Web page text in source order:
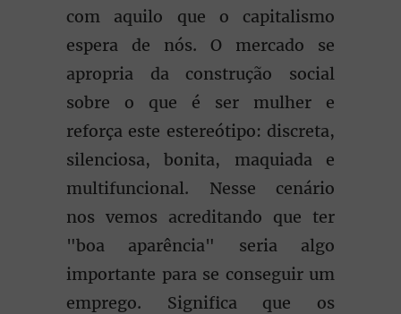
com aquilo que o capitalismo
espera de nós. O mercado se
apropria da construção social
sobre o que é ser mulher e
reforça este estereótipo: discreta,
silenciosa, bonita, maquiada e
multifuncional. Nesse cenário
nos vemos acreditando que ter
"boa aparência" seria algo
importante para se conseguir um
emprego. Significa que os